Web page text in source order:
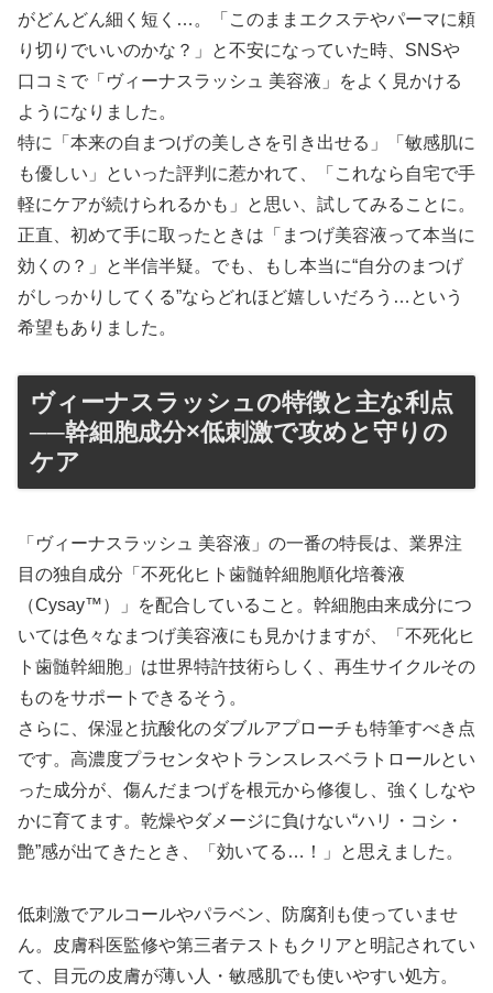
がどんどん細く短く…。「このままエクステやパーマに頼
り切りでいいのかな？」と不安になっていた時、SNSや
口コミで「ヴィーナスラッシュ 美容液」をよく見かける
ようになりました。
特に「本来の自まつげの美しさを引き出せる」「敏感肌に
も優しい」といった評判に惹かれて、「これなら自宅で手
軽にケアが続けられるかも」と思い、試してみることに。
正直、初めて手に取ったときは「まつげ美容液って本当に
効くの？」と半信半疑。でも、もし本当に“自分のまつげ
がしっかりしてくる”ならどれほど嬉しいだろう…という
希望もありました。
ヴィーナスラッシュの特徴と主な利点
──幹細胞成分×低刺激で攻めと守りの
ケア
「ヴィーナスラッシュ 美容液」の一番の特長は、業界注
目の独自成分「不死化ヒト歯髄幹細胞順化培養液
（Cysay™）」を配合していること。幹細胞由来成分につ
いては色々なまつげ美容液にも見かけますが、「不死化ヒ
ト歯髄幹細胞」は世界特許技術らしく、再生サイクルその
ものをサポートできるそう。
さらに、保湿と抗酸化のダブルアプローチも特筆すべき点
です。高濃度プラセンタやトランスレスベラトロールとい
った成分が、傷んだまつげを根元から修復し、強くしなや
かに育てます。乾燥やダメージに負けない“ハリ・コシ・
艶”感が出てきたとき、「効いてる…！」と思えました。
低刺激でアルコールやパラベン、防腐剤も使っていませ
ん。皮膚科医監修や第三者テストもクリアと明記されてい
て、目元の皮膚が薄い人・敏感肌でも使いやすい処方。